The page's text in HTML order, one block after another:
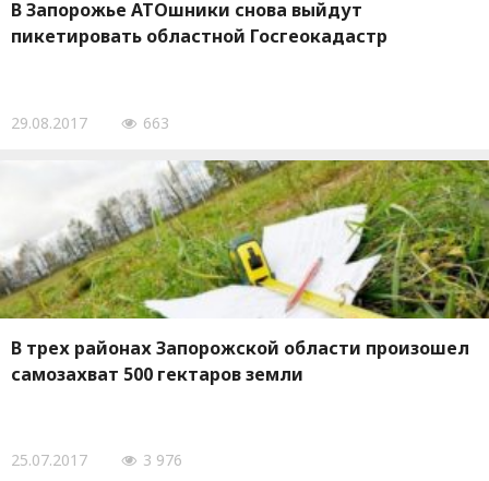
В Запорожье АТОшники снова выйдут
пикетировать областной Госгеокадастр
29.08.2017 663
В трех районах Запорожской области произошел
самозахват 500 гектаров земли
25.07.2017 3 976